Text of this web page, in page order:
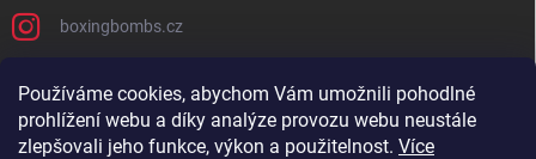
Používáme cookies, abychom Vám umožnili pohodlné
prohlížení webu a díky analýze provozu webu neustále
zlepšovali jeho funkce, výkon a použitelnost. Více
boxingbombs.cz
PŘIJÍMÁME ONLINE PLATBY